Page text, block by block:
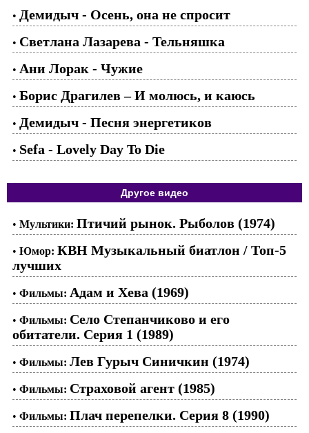
• Демидыч - Осень, она не спросит
• Светлана Лазарева - Тельняшка
• Ани Лорак - Чужие
• Борис Драгилев – И молюсь, и каюсь
• Демидыч - Песня энергетиков
• Sefa - Lovely Day To Die
Другое видео
• Мультики: Птичий рынок. Рыболов (1974)
• Юмор: КВН Музыкальный биатлон / Топ-5
лучших
• Фильмы: Адам и Хева (1969)
• Фильмы: Село Степанчиково и его
обитатели. Серия 1 (1989)
• Фильмы: Лев Гурыч Синичкин (1974)
• Фильмы: Страховой агент (1985)
• Фильмы: Плач перепелки. Серия 8 (1990)